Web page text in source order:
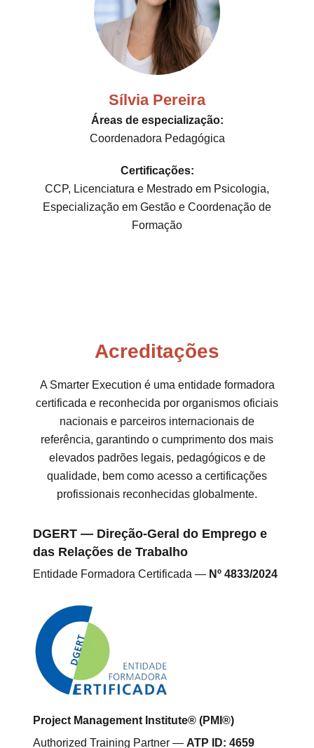
Sílvia Pereira
Áreas de especialização:
Coordenadora Pedagógica
Certificações:
CCP, Licenciatura e Mestrado em Psicologia,
Especialização em Gestão e Coordenação de
Formação
Acreditações
A Smarter Execution é uma entidade formadora
certificada e reconhecida por organismos oficiais
nacionais e parceiros internacionais de
referência, garantindo o cumprimento dos mais
elevados padrões legais, pedagógicos e de
qualidade, bem como acesso a certificações
profissionais reconhecidas globalmente.
DGERT — Direção-Geral do Emprego e
das Relações de Trabalho
Entidade Formadora Certificada — Nº 4833/2024
Project Management Institute® (PMI®)
Authorized Training Partner — ATP ID: 4659